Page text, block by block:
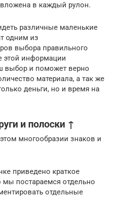
вложена в каждый рулон.
различные маленькие
одним из
выбора правильного
этой информации
выбор и поможет верно
материала, а так же
деньги, но и время на
и полоски ↑
многообразии знаков и
приведено краткое
постараемся отдельно
отдельные